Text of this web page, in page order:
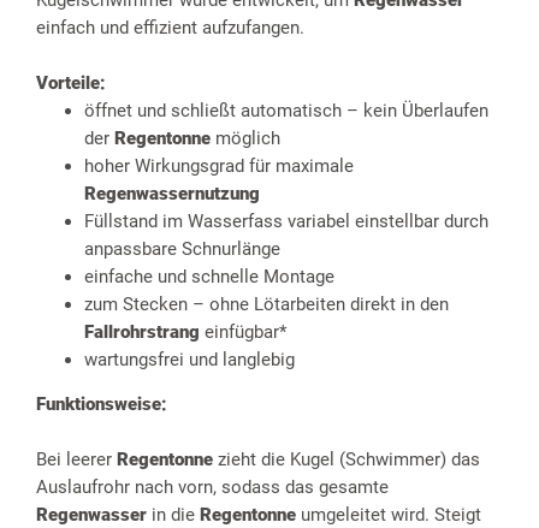
einfach und effizient aufzufangen.
Vorteile:
öffnet und schließt automatisch – kein Überlaufen
der Regentonne möglich
hoher Wirkungsgrad für maximale
Regenwassernutzung
Füllstand im Wasserfass variabel einstellbar durch
anpassbare Schnurlänge
einfache und schnelle Montage
zum Stecken – ohne Lötarbeiten direkt in den
Fallrohrstrang einfügbar*
wartungsfrei und langlebig
Funktionsweise:
Bei leerer Regentonne zieht die Kugel (Schwimmer) das
Auslaufrohr nach vorn, sodass das gesamte
Regenwasser in die Regentonne umgeleitet wird. Steigt